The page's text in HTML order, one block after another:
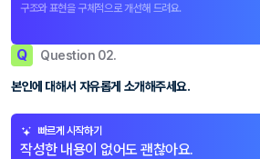
구조와 표현을 구체적으로 개선해 드려요.
Q Question 02.
본인에 대해서 자유롭게 소개해주세요.
빠르게 시작하기
작성한 내용이 없어도 괜찮아요.